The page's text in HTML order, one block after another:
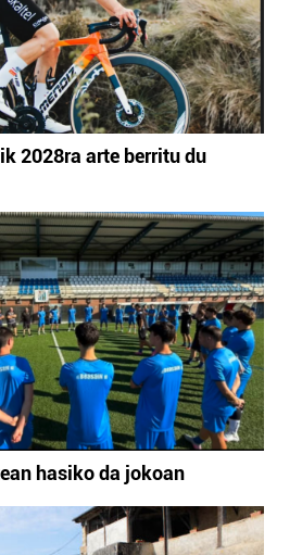
2028ra arte berritu du
hasiko da jokoan